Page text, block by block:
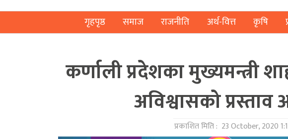
गृहपृष्ठ समाज राजनीति अर्थ-वित्त कृषि
कर्णाली प्रदेशका मुख्यमन्त्री
अविश्वासको
प्रकाशित मिति : 23 October, 2020